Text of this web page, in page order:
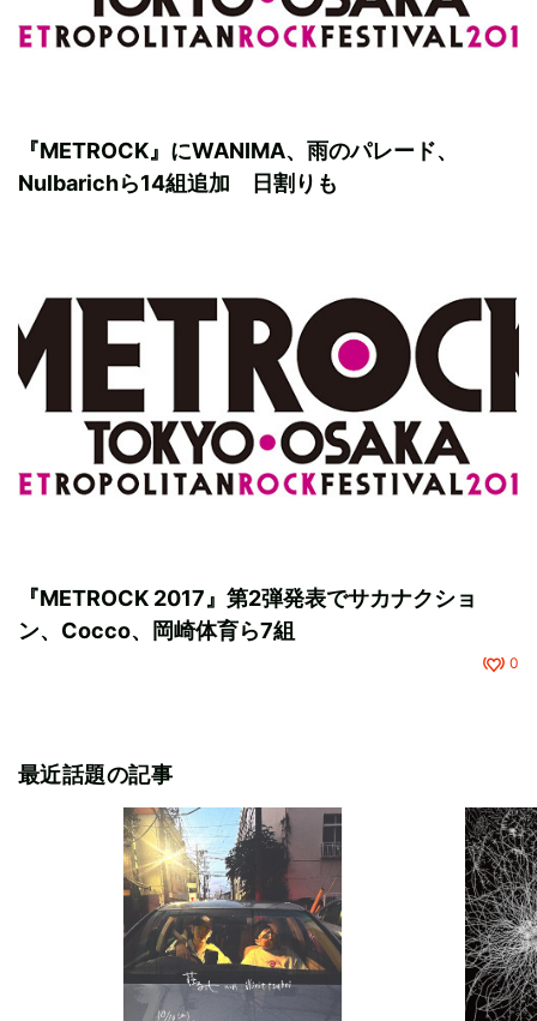
『METROCK』にWANIMA、雨のパレード、
Nulbarichら14組追加 日割りも
『METROCK 2017』第2弾発表でサカナクショ
ン、Cocco、岡崎体育ら7組
0
最近話題の記事